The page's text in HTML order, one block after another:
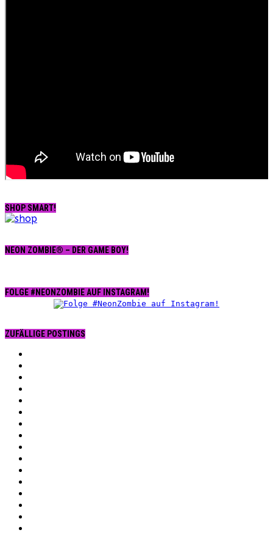
SHOP SMART!
NEON ZOMBIE® – DER GAME BOY!
FOLGE #NEONZOMBIE AUF INSTAGRAM!
ZUFÄLLIGE POSTINGS